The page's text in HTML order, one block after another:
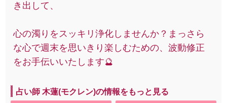
き出して、
心の濁りをスッキリ浄化しませんか？まっさら
な心で週末を思いきり楽しむための、波動修正
をお手伝いいたします🔮
占い師 木蓮(モクレン)の情報をもっと見る